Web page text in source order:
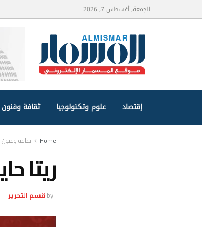
الجمعة, أغسطس 7, 2026
إقتصاد علوم وتكنولوجيا ثقافة وفنون
Home ثقافة وفنون
ريتا
by قسم التحرير